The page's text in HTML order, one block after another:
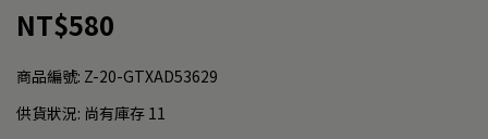
NT$580
商品編號: Z-20-GTXAD53629
供貨狀況: 尚有庫存 11